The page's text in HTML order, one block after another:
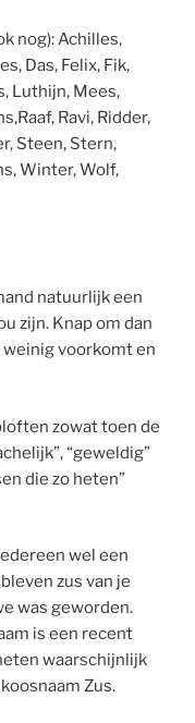
nog): Achilles,
Das, Felix, Fik,
Luthijn, Mees,
Ravi, Ridder,
Steen, Stern,
Winter, Wolf,
natuurlijk een
zijn. Knap om dan
voorkomt en
zowat toen de
“geweldig”
die zo heten”
wel een
zus van je
was geworden.
is een recent
waarschijnlijk
Zus.